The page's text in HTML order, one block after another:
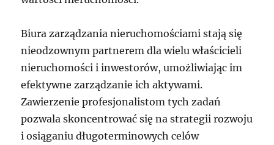
Biura zarządzania nieruchomościami stają się
nieodzownym partnerem dla wielu właścicieli
nieruchomości i inwestorów, umożliwiając im
efektywne zarządzanie ich aktywami.
Zawierzenie profesjonalistom tych zadań
pozwala skoncentrować się na strategii rozwoju
i osiąganiu długoterminowych celów